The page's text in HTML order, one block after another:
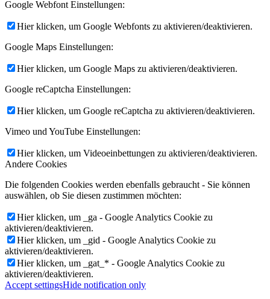
Google Webfont Einstellungen:
Hier klicken, um Google Webfonts zu aktivieren/deaktivieren.
Google Maps Einstellungen:
Hier klicken, um Google Maps zu aktivieren/deaktivieren.
Google reCaptcha Einstellungen:
Hier klicken, um Google reCaptcha zu aktivieren/deaktivieren.
Vimeo und YouTube Einstellungen:
Hier klicken, um Videoeinbettungen zu aktivieren/deaktivieren.
Andere Cookies
Die folgenden Cookies werden ebenfalls gebraucht - Sie können
auswählen, ob Sie diesen zustimmen möchten:
Hier klicken, um _ga - Google Analytics Cookie zu
aktivieren/deaktivieren.
Hier klicken, um _gid - Google Analytics Cookie zu
aktivieren/deaktivieren.
Hier klicken, um _gat_* - Google Analytics Cookie zu
aktivieren/deaktivieren.
Accept settingsHide notification only